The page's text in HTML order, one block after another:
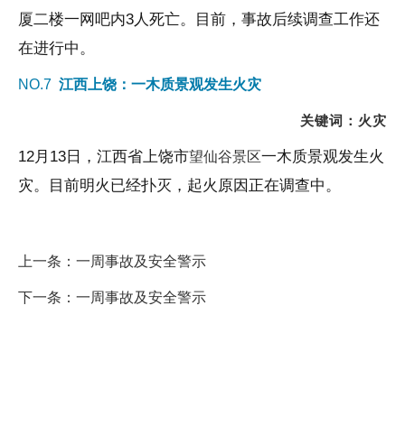
厦二楼一网吧内3人死亡。目前，事故后续调查工作还
在进行中。
NO.7 江西 上饶 ： 一木质景观发生火灾
关键词：火灾
12月13日，江西省上饶市望仙谷景区一木质景观发生火
灾。目前明火已经扑灭，起火原因正在调查中。
上一条： 一周事故及安全警示
下一条： 一周事故及安全警示